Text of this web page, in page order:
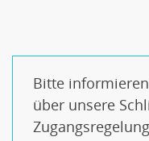
Bitte
über unsere